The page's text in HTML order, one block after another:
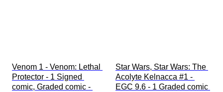
Venom 1 - Venom: Lethal
Protector - 1 Signed
comic, Graded comic -
Star Wars, Star Wars: The
Acolyte Kelnacca #1 -
EGC 9.6 - 1 Graded comic